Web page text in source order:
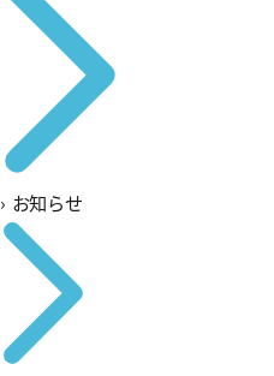
› お知らせ